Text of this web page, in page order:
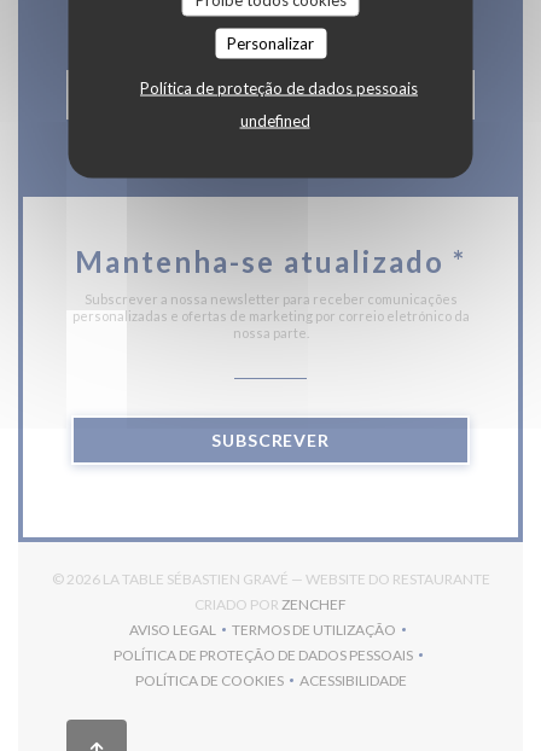
Personalizar
Política de proteção de dados pessoais
undefined
RESERVAR UMA MESA
Mantenha-se atualizado *
Subscrever a nossa newsletter para receber comunicações
personalizadas e ofertas de marketing por correio eletrónico da
nossa parte.
SUBSCREVER
© 2026 LA TABLE SÉBASTIEN GRAVÉ — WEBSITE DO RESTAURANTE
CRIADO POR ZENCHEF
AVISO LEGAL
((ABRE NUMA NOVA JANELA))
TERMOS DE UTILIZAÇÃO
((ABRE NUMA NOVA JANELA))
POLÍTICA DE PROTEÇÃO DE DADOS PESSOAIS
((ABRE NUMA NOVA JANELA))
POLÍTICA DE COOKIES
((ABRE NUMA NOVA JANELA))
ACESSIBILIDADE
((ABRE NUMA NOVA